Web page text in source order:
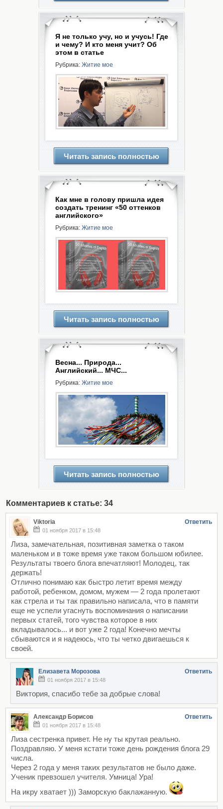
Я не только учу, но и учусь! Где
и чему? И кто меня учит? Об
этом в статье
Рубрика: Житие мое
Читать запись полностью
Как мне в голову пришла идея
создать тренинг «50 оттенков
английского»
Рубрика: Житие мое
Читать запись полностью
Весна... Природа...
Английский... МЧС...
Рубрика: Житие мое
Читать запись полностью
Комментариев к статье: 34
Viktoria Ответить
01 ноября 2017 в 15:48
Лиза, замечательная, позитивная заметка о таком
маленьком и в тоже время уже таком большом юбилее.
Результаты твоего блога впечатляют! Молодец, так
держать!
Отлично понимаю как быстро летит время между
работой, ребенком, домом, мужем — 2 года пролетают
как стрела и ты так правильно написала, что в памяти
еще не успели угаснуть воспоминания о написании
первых статей, того чувства которое в них
вкладывалось... и вот уже 2 года! Конечно мечты
сбываются и я надеюсь, что ты четко двигаешься к
своей.
Елизавета Морозова Ответить
01 ноября 2017 в 15:48
Виктория, спасибо тебе за добрые слова!
Александр Борисов Ответить
01 ноября 2017 в 15:48
Лиза сестренка привет. Не ну ты крутая реально.
Поздравляю. У меня кстати тоже день рождения блога 29
числа.
Через 2 года у меня таких результатов не было даже.
Ученик превзошел учителя. Умница! Ура!
На икру хватает ))) Заморскую баклажанную.